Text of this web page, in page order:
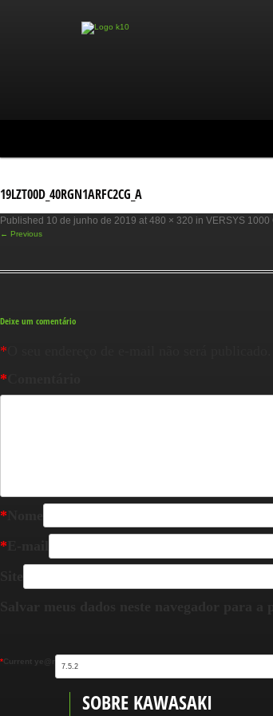
19LZT00D_40RGN1ARFC2CG_A
Published 10 de junho de 2019 at 480 × 320 in VERSYS 1000
← Previous
Deixe um comentário
*
*
*
*
Current ye@r
*
SOBRE KAWASAKI